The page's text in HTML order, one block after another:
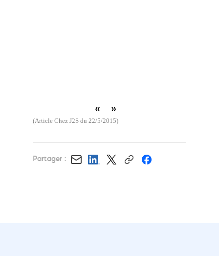
« »
(Article Chez J2S du 22/5/2015)
Partager :